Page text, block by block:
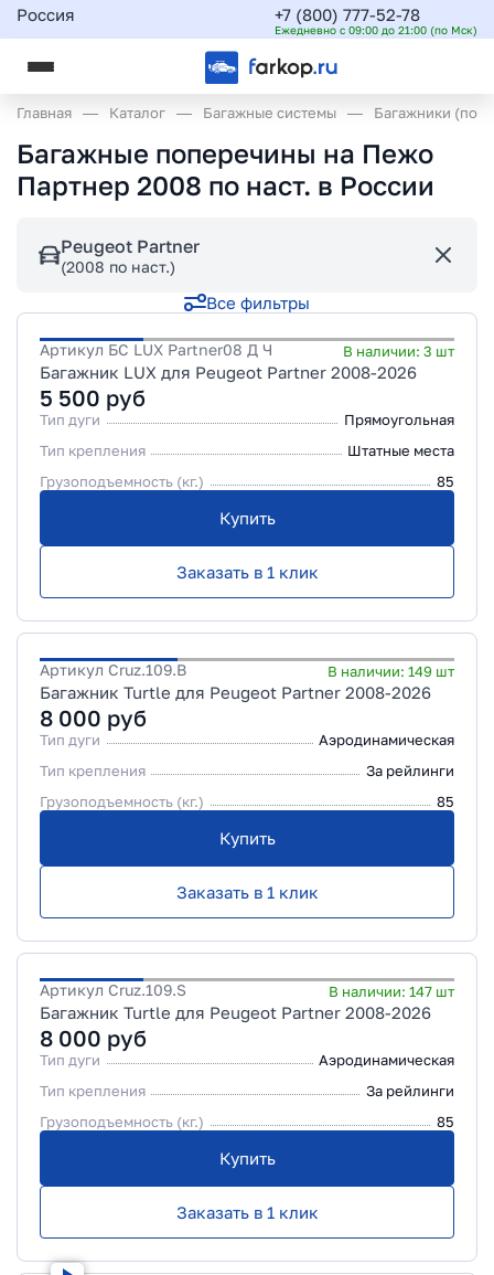
Россия +7 (800) 777-52-78
Ежедневно с 09:00 до 21:00 (по Мск)
Главная Каталог Багажные системы Багажники
Багажные поперечины на Пежо
Партнер 2008 по наст. в России
Peugeot Partner
(2008 по наст.)
Все фильтры
Артикул БС LUX Partner08 Д Ч В наличии: 3 шт
Багажник LUX для Peugeot Partner 2008-2026
5 500 руб
Тип дуги
Прямоугольная
Тип крепления
Штатные места
Грузоподъемность (кг.)
85
Купить
Заказать в 1 клик
Артикул Cruz.109.B В наличии: 149 шт
Багажник Turtle для Peugeot Partner 2008-2026
8 000 руб
Тип дуги
Аэродинамическая
Тип крепления
За рейлинги
Грузоподъемность (кг.)
85
Купить
Заказать в 1 клик
Артикул Cruz.109.S В наличии: 147 шт
Багажник Turtle для Peugeot Partner 2008-2026
8 000 руб
Тип дуги
Аэродинамическая
Тип крепления
За рейлинги
Грузоподъемность (кг.)
85
Купить
Заказать в 1 клик